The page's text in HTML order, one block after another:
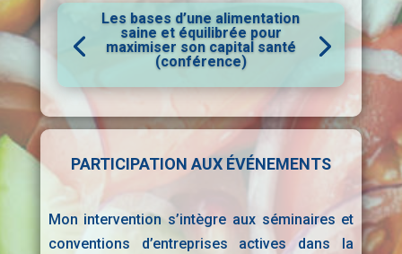
Les bases d’une alimentation
saine et équilibrée pour
maximiser son capital santé
(conférence)
PARTICIPATION AUX ÉVÉNEMENTS
Mon intervention s’intègre aux séminaires et
conventions d’entreprises actives dans la